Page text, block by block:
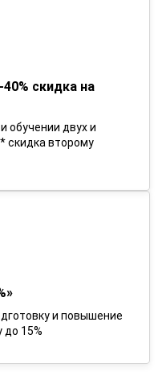
скидка на
обучении двух и
скидка второму
и повышение
до 15%